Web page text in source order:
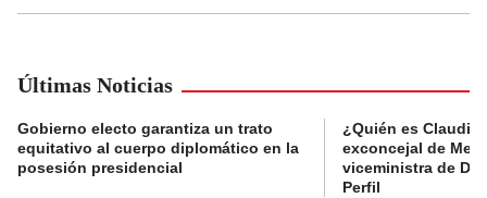
Últimas Noticias
Gobierno electo garantiza un trato
equitativo al cuerpo diplomático en la
posesión presidencial
¿Quién es Claudia
exconcejal de
viceministra de
Perfil